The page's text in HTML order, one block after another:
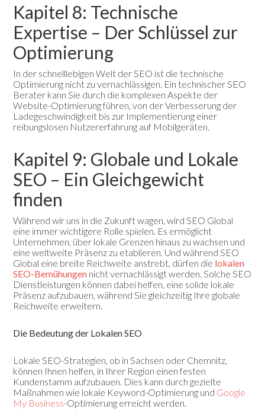
Kapitel 8: Technische
Expertise – Der Schlüssel zur
Optimierung
In der schnelllebigen Welt der SEO ist die technische
Optimierung nicht zu vernachlässigen. Ein technischer SEO
Berater kann Sie durch die komplexen Aspekte der
Website-Optimierung führen, von der Verbesserung der
Ladegeschwindigkeit bis zur Implementierung einer
reibungslosen Nutzererfahrung auf Mobilgeräten.
Kapitel 9: Globale und Lokale
SEO – Ein Gleichgewicht
finden
Während wir uns in die Zukunft wagen, wird SEO Global
eine immer wichtigere Rolle spielen. Es ermöglicht
Unternehmen, über lokale Grenzen hinaus zu wachsen und
eine weltweite Präsenz zu etablieren. Und während SEO
Global eine breite Reichweite anstrebt, dürfen die lokalen
SEO-Bemühungen nicht vernachlässigt werden. Solche SEO
Dienstleistungen können dabei helfen, eine solide lokale
Präsenz aufzubauen, während Sie gleichzeitig Ihre globale
Reichweite erweitern.
Die Bedeutung der Lokalen SEO
Lokale SEO-Strategien, ob in Sachsen oder Chemnitz,
können Ihnen helfen, in Ihrer Region einen festen
Kundenstamm aufzubauen. Dies kann durch gezielte
Maßnahmen wie lokale Keyword-Optimierung und Google
My Business-Optimierung erreicht werden.